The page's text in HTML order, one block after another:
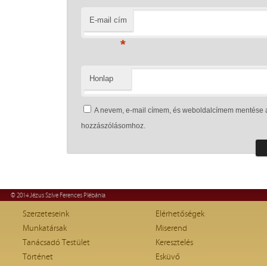
E-mail cím
*
Honlap
A nevem, e-mail címem, és weboldalcímem
hozzászólásomhoz.
© 2014 Jézus Szíve Ferences Plébánia
Szerzeteseink
Munkatársak
Tanácsadó Testület
Történet
Elérhetőségek
Miserend
Keresztelés
Esküvő